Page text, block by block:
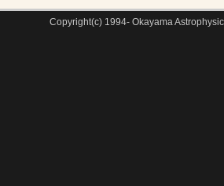
Copyright(c) 1994- Okayama